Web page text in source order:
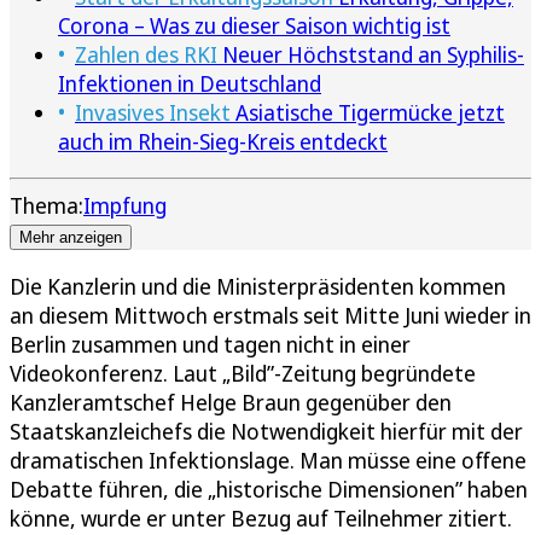
Corona – Was zu dieser Saison wichtig ist
Zahlen des RKI Neuer Höchststand an Syphilis-
Infektionen in Deutschland
Invasives Insekt Asiatische Tigermücke jetzt
auch im Rhein-Sieg-Kreis entdeckt
Thema:Impfung
Mehr anzeigen
Die Kanzlerin und die Ministerpräsidenten kommen
an diesem Mittwoch erstmals seit Mitte Juni wieder in
Berlin zusammen und tagen nicht in einer
Videokonferenz. Laut „Bild”-Zeitung begründete
Kanzleramtschef Helge Braun gegenüber den
Staatskanzleichefs die Notwendigkeit hierfür mit der
dramatischen Infektionslage. Man müsse eine offene
Debatte führen, die „historische Dimensionen” haben
könne, wurde er unter Bezug auf Teilnehmer zitiert.